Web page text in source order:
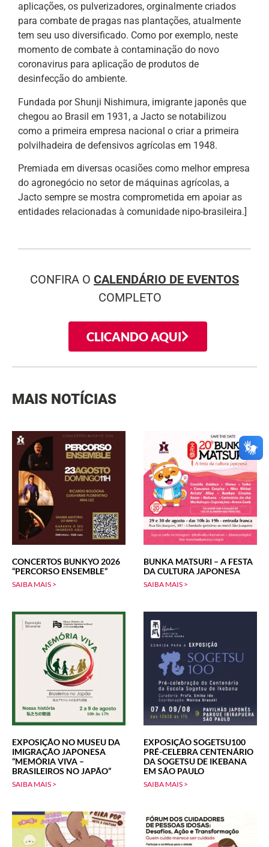
aplicações, os pulverizadores, orginalmente criados
para combate de pragas nas plantações, atualmente
tem seu uso diversificado. Como por exemplo, neste
momento de combate à contaminação do novo
coronavirus para aplicação de produtos de
desinfecção do ambiente.
Fundada por Shunji Nishimura, imigrante japonês que
chegou ao Brasil em 1931, a Jacto se notabilizou
como a primeira empresa nacional o criar a primeira
polvilhadeira de defensivos agrícolas em 1948.
Premiada em diversas ocasiões como melhor empresa
do agronegócio no setor de máquinas agrícolas, a
Jacto sempre se mostra comprometida em apoiar as
entidades relacionadas à comunidade nipo-brasileira.]
CONFIRA O CALENDÁRIO DE EVENTOS
COMPLETO
CLICANDO AQUI
MAIS NOTÍCIAS
CONCERTOS BUNKYO 2026
“PERCORSO ENSEMBLE”
SAIBA MAIS >
BUNKA MATSURI – A FESTA
DA CULTURA JAPONESA
SAIBA MAIS >
EXPOSIÇÃO NO MUSEU DA
IMIGRAÇÃO JAPONESA
“MEMÓRIA VIVA –
BRASILEIROS NO JAPÃO”
SAIBA MAIS >
EXPOSIÇÃO SOGETSU100
PRÉ-CELEBRA CENTENÁRIO
DA SOGETSU DE IKEBANA
EM SÃO PAULO
SAIBA MAIS >